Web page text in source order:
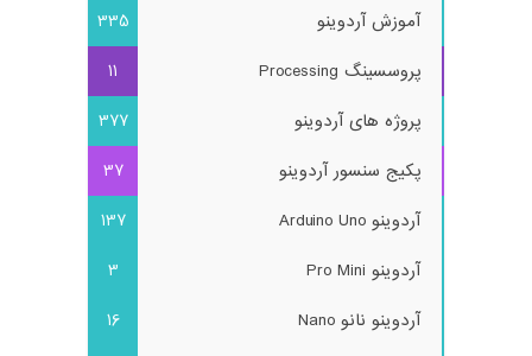
آموزش آردوینو
335
پروسسینگ Processing
11
پروژه های آردوینو
377
پکیج سنسور آردوینو
37
آردوینو Arduino Uno
137
آردوینو Pro Mini
3
آردوینو نانو Nano
16